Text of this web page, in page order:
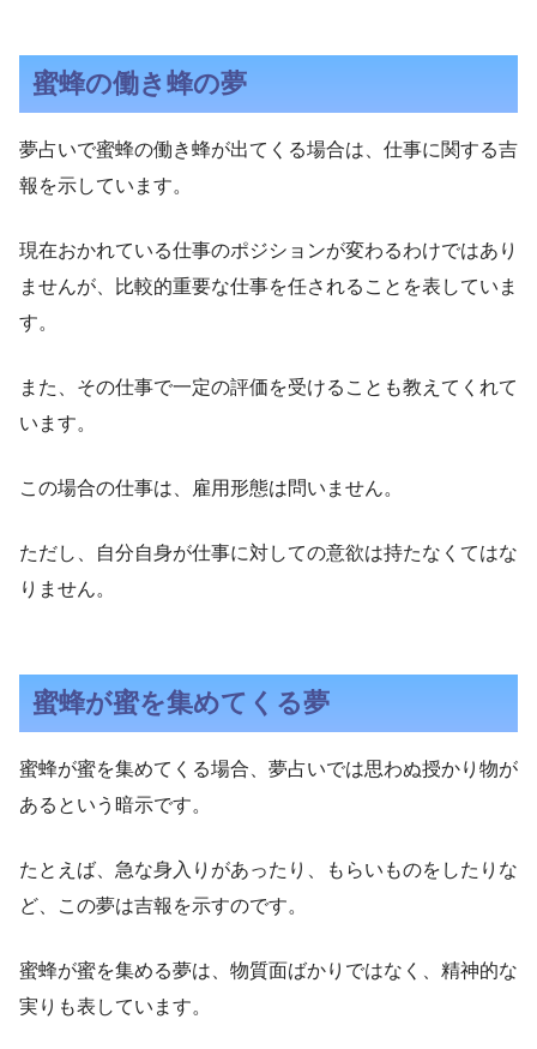
蜜蜂の働き蜂の夢
夢占いで蜜蜂の働き蜂が出てくる場合は、仕事に関する吉
報を示しています。
現在おかれている仕事のポジションが変わるわけではあり
ませんが、比較的重要な仕事を任されることを表していま
す。
また、その仕事で一定の評価を受けることも教えてくれて
います。
この場合の仕事は、雇用形態は問いません。
ただし、自分自身が仕事に対しての意欲は持たなくてはな
りません。
蜜蜂が蜜を集めてくる夢
蜜蜂が蜜を集めてくる場合、夢占いでは思わぬ授かり物が
あるという暗示です。
たとえば、急な身入りがあったり、もらいものをしたりな
ど、この夢は吉報を示すのです。
蜜蜂が蜜を集める夢は、物質面ばかりではなく、精神的な
実りも表しています。